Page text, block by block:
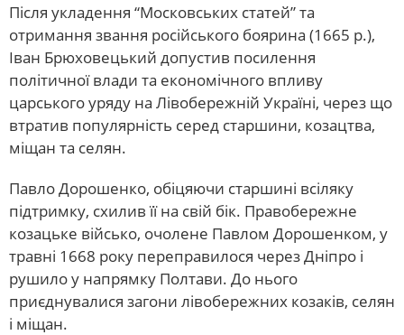
Після укладення “Московських статей” та
отримання звання російського боярина (1665 р.),
Іван Брюховецький допустив посилення
політичної влади та економічного впливу
царського уряду на Лівобережній Україні, через що
втратив популярність серед старшини, козацтва,
міщан та селян.
Павло Дорошенко, обіцяючи старшині всіляку
підтримку, схилив її на свій бік. Правобережне
козацьке військо, очолене Павлом Дорошенком, у
травні 1668 року переправилося через Дніпро і
рушило у напрямку Полтави. До нього
приєднувалися загони лівобережних козаків, селян
і міщан.